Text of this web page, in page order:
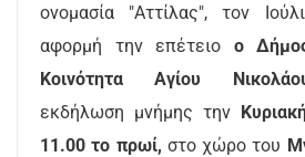
ονομασία "Αττίλας", τον
αφορμή την επέτειο ο
Κοινότητα Αγίου
εκδήλωση μνήμης την
11.00 το πρωί, στο χώρο του